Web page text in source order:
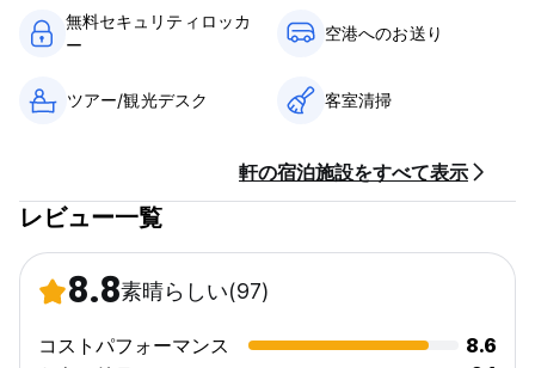
ください。
ラナダの魅力を体験してください。
ドン ガトー ホスタルのポリシーと条件:
キャンセルポリシー：ご到着の1日前まで。キャンセルが遅れた場
合、またはノーショーの場合は、滞在の最初の1泊分の料金が課金
無料セキュリティロッカ
ー
空港へのお送り
ツアー/観光デスク 客室清掃
軒の宿泊施設をすべて表示
レビュー一覧
8.8素晴らしい(97)
コストパフォーマンス
8.6